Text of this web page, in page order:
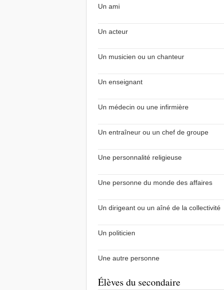
Un ami
Un acteur
Un musicien ou un chanteur
Un enseignant
Un médecin ou une infirmière
Un entraîneur ou un chef de groupe
Une personnalité religieuse
Une personne du monde des affaires
Un dirigeant ou un aîné de la collectivité
Un politicien
Une autre personne
Élèves du secondaire